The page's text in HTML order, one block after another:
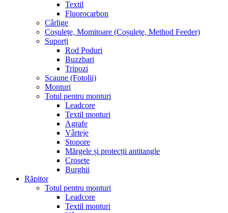
Textil
Fluorocarbon
Cârlige
Coșulețe, Momitoare (Coșulețe, Method Feeder)
Suporți
Rod Poduri
Buzzbari
Tripozi
Scaune (Fotolii)
Monturi
Totul pentru monturi
Leadcore
Textil monturi
Agrafe
Vârteje
Stopore
Mărgele și protecții antitangle
Crosete
Burghii
Răpitor
Totul pentru monturi
Leadcore
Textil monturi